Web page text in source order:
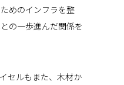
めのインフラを整
の一歩進んだ関係を
セルもまた、木材か